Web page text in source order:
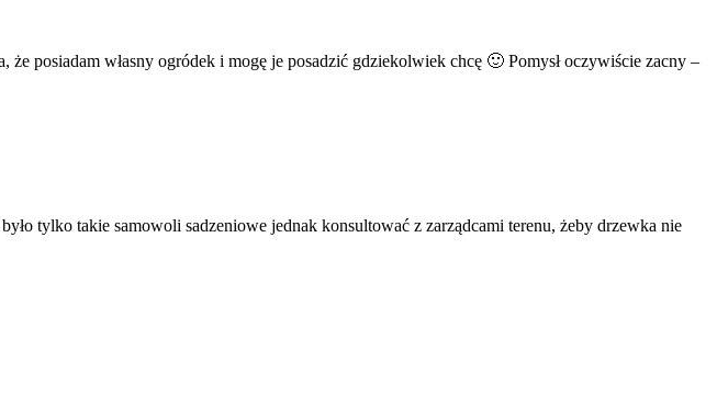
posiadam własny ogródek i mogę je posadzić gdziekolwiek chcę 🙂 Pomysł oczywiście zacny –
tylko takie samowoli sadzeniowe jednak konsultować z zarządcami terenu, żeby drzewka nie